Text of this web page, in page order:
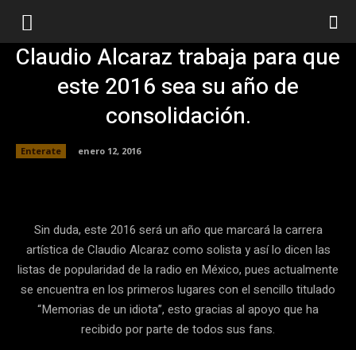
Claudio Alcaraz trabaja para que
este 2016 sea su año de
consolidación.
Enterate
enero 12, 2016
Sin duda, este 2016 será un año que marcará la carrera
artística de Claudio Alcaraz como solista y así lo dicen las
listas de popularidad de la radio en México, pues actualmente
se encuentra en los primeros lugares con el sencillo titulado
“Memorias de un idiota”, esto gracias al apoyo que ha
recibido por parte de todos sus fans.